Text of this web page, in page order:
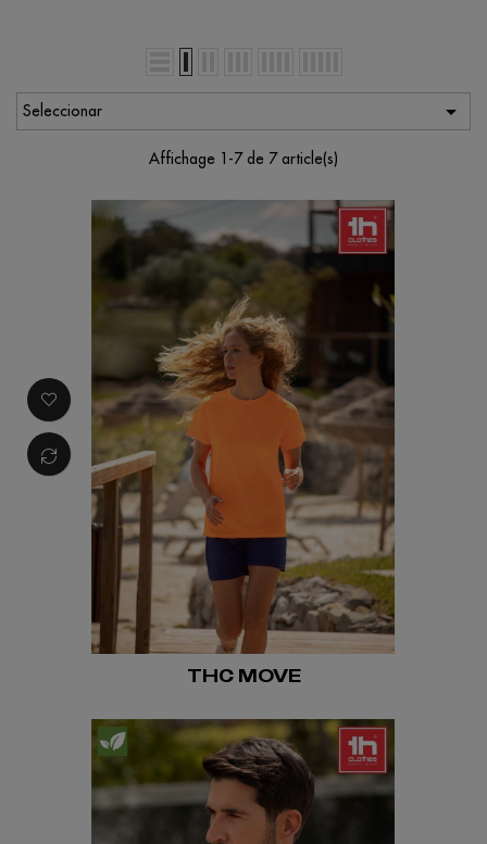
Seleccionar 
Affichage 1-7 de 7 article(s)
THC MOVE